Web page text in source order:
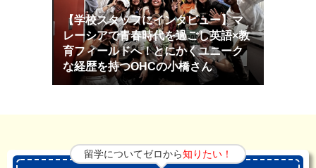
【学校スタッフにインタビュー】マ
レーシアで青春時代を過ごし英語×教
育フィールドへ！とにかくユニーク
な経歴を持つOHCの小橋さん
留学についてゼロから知りたい！